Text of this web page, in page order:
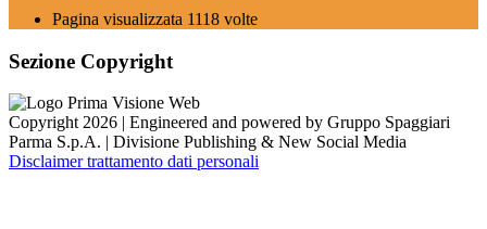
Pagina visualizzata 1118 volte
Sezione Copyright
Copyright 2026 | Engineered and powered by Gruppo Spaggiari
Parma S.p.A. | Divisione Publishing & New Social Media
Disclaimer trattamento dati personali